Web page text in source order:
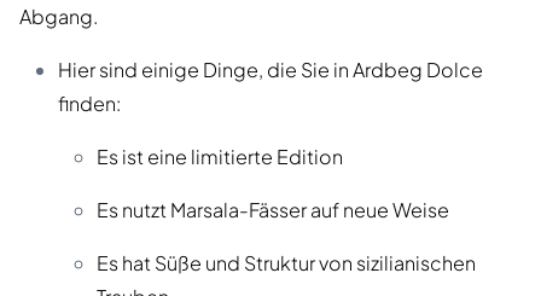
Abgang.
Hier sind einige Dinge, die Sie in Ardbeg Dolce
finden:
Es ist eine limitierte Edition
Es nutzt Marsala-Fässer auf neue Weise
Es hat Süße und Struktur von sizilianischen